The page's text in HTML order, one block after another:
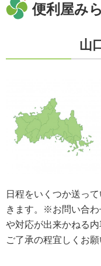
便利屋み
山
日程をいくつか送っ
きます。※お問い合
や対応が出来かねる
ご了承の程宜しくお願